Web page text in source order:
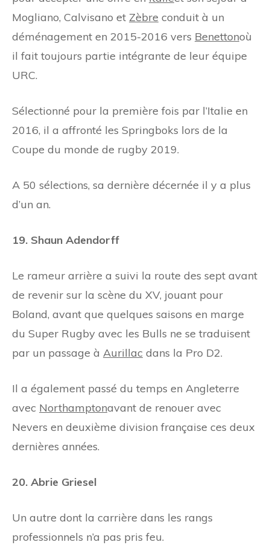
Mogliano, Calvisano et Zèbre conduit à un
déménagement en 2015-2016 vers Benettonoù
il fait toujours partie intégrante de leur équipe
URC.
Sélectionné pour la première fois par l’Italie en
2016, il a affronté les Springboks lors de la
Coupe du monde de rugby 2019.
A 50 sélections, sa dernière décernée il y a plus
d’un an.
19. Shaun Adendorff
Le rameur arrière a suivi la route des sept avant
de revenir sur la scène du XV, jouant pour
Boland, avant que quelques saisons en marge
du Super Rugby avec les Bulls ne se traduisent
par un passage à Aurillac dans la Pro D2.
Il a également passé du temps en Angleterre
avec Northamptonavant de renouer avec
Nevers en deuxième division française ces deux
dernières années.
20. Abrie Griesel
Un autre dont la carrière dans les rangs
professionnels n’a pas pris feu.